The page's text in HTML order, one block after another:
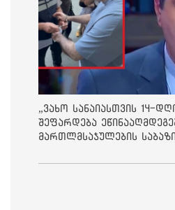
„ვახო სანაიასთვის 14-
შეფარდება
მართლმსაჯულების